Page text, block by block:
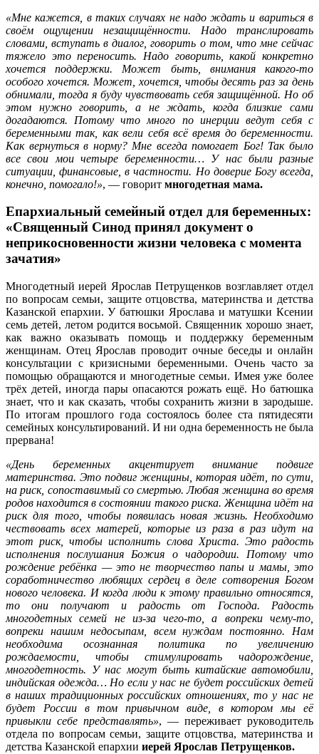
«Мне кажется, в таких случаях не надо ждать и вариться в
своём ощущении незащищённости. Надо транслировать
словами, вступать в диалог, говорить о том, что мне сейчас
тяжело это переносить. Надо говорить, какой конкретно
хочется поддержки. Может быть, внимания какого-то
особого хочется. Может, хочется, чтобы десять раз за день
обнимали, тогда я буду чувствовать себя защищённой. Но об
этом нужно говорить, а не ждать, когда близкие сами
догадаются. Потому что много по инерции ведут себя с
беременными так, как вели себя всё время до беременности.
Как вернуться в норму? Мне всегда помогает Бог! Так было
все свои мои четыре беременности… У нас были разные
ситуации, финансовые, в частности. Но доверие Богу всегда,
конечно, помогало!», — говорит многодетная мама.
Епархиальный семейный отдел для беременных:
«Священный Синод принял документ о
неприкосновенности жизни человека с момента
зачатия»
Многодетный иерей Ярослав Петрущенков возглавляет отдел
по вопросам семьи, защите отцовства, материнства и детства
Казанской епархии. У батюшки Ярослава и матушки Ксении
семь детей, летом родится восьмой. Священник хорошо знает,
как важно оказывать помощь и поддержку беременным
женщинам. Отец Ярослав проводит очные беседы и онлайн
консультации с кризисными беременными. Очень часто за
помощью обращаются и многодетные семьи. Имея уже более
трёх детей, иногда пары опасаются рожать ещё. Но батюшка
знает, что и как сказать, чтобы сохранить жизни в зародыше.
По итогам прошлого года состоялось более ста пятидесяти
семейных консультирований. И ни одна беременность не была
прервана!
«День беременных акцентирует внимание подвиге
материнства. Это подвиг женщины, которая идёт, по сути,
на риск, сопоставимый со смертью. Любая женщина во время
родов находится в состоянии такого риска. Женщина идёт на
риск для того, чтобы появилась новая жизнь. Необходимо
чествовать всех матерей, которые из раза в раз идут на
этот риск, чтобы исполнить слова Христа. Это радость
исполнения послушания Божия о чадородии. Потому что
рождение ребёнка — это не творчество папы и мамы, это
соработничество любящих сердец в деле сотворения Богом
нового человека. И когда люди к этому правильно относятся,
то они получают и радость от Господа. Радость
многодетных семей не из-за чего-то, а вопреки чему-то,
вопреки нашим недосыпам, всем нуждам постоянно. Нам
необходима осознанная политика по увеличению
рождаемости, чтобы стимулировать чадорождение,
многодетность. У нас могут быть китайские автомобили,
индийская одежда… Но если у нас не будет российских детей
в наших традиционных российских отношениях, то у нас не
будет России в том привычном виде, в котором мы её
привыкли себе представлять», — переживает руководитель
отдела по вопросам семьи, защите отцовства, материнства и
детства Казанской епархии иерей Ярослав Петрущенков.